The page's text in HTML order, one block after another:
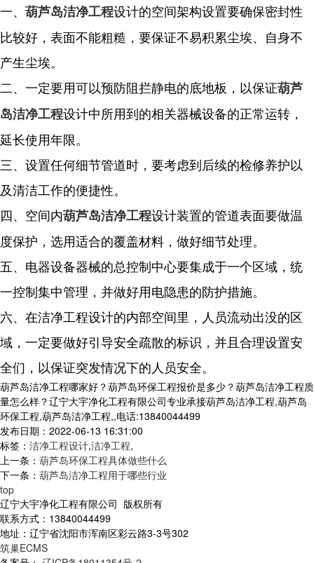
一、 葫芦岛洁净工程设计的空间架构设置要确保密封性
比较好，表面不能粗糙，要保证不易积累尘埃、自身不
产生尘埃。
二、一定要用可以预防阻拦静电的底地板，以保证葫芦
岛洁净工程设计中所用到的相关器械设备的正常运转，
延长使用年限。
三、设置任何细节管道时，要考虑到后续的检修养护以
及清洁工作的便捷性。
四、空间内葫芦岛洁净工程设计装置的管道表面要做温
度保护，选用适合的覆盖材料，做好细节处理。
五、电器设备器械的总控制中心要集成于一个区域，统
一控制集中管理，并做好用电隐患的防护措施。
六、在洁净工程设计的内部空间里，人员流动出没的区
域，一定要做好引导安全疏散的标识，并且合理设置安
全们，以保证突发情况下的人员安全。
葫芦岛洁净工程哪家好？葫芦岛环保工程报价是多少？葫芦岛洁净工程质
量怎么样？辽宁大宇净化工程有限公司专业承接葫芦岛洁净工程,葫芦岛
环保工程,葫芦岛洁净工程,,电话:13840044499
发布日期：2022-06-13 16:31:00
标签： 洁净工程设计,洁净工程,
上一条： 葫芦岛环保工程具体做些什么
下一条： 葫芦岛洁净工程用于哪些行业
top
辽宁大宇净化工程有限公司 版权所有
联系方式：13840044499
地址：辽宁省沈阳市浑南区彩云路3-3号302
筑巢ECMS